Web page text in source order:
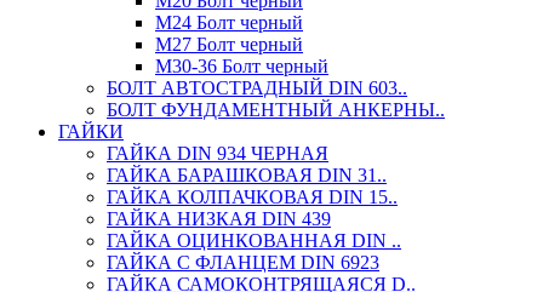
М24 Болт черный
М27 Болт черный
М30-36 Болт черный
БОЛТ АВТОСТРАДНЫЙ DIN 603..
БОЛТ ФУНДАМЕНТНЫЙ АНКЕРНЫ..
ГАЙКИ
ГАЙКА DIN 934 ЧЕРНАЯ
ГАЙКА БАРАШКОВАЯ DIN 31..
ГАЙКА КОЛПАЧКОВАЯ DIN 15..
ГАЙКА НИЗКАЯ DIN 439
ГАЙКА ОЦИНКОВАННАЯ DIN ..
ГАЙКА С ФЛАНЦЕМ DIN 6923
ГАЙКА САМОКОНТРЯЩАЯСЯ D..